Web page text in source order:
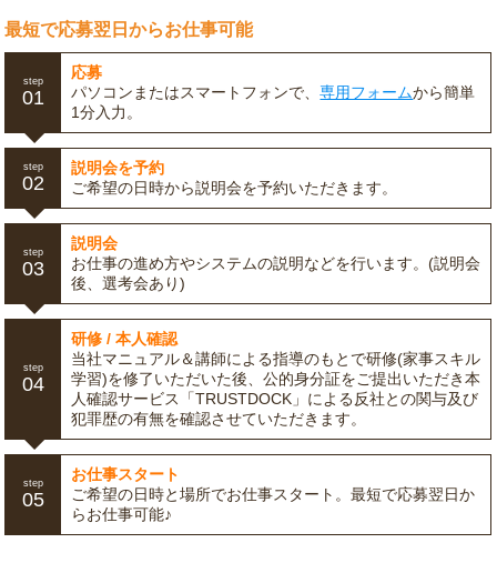
最短で応募翌日からお仕事可能
step
01
応募
パソコンまたはスマートフォンで、専用フォームから簡単
1分入力。
step
02
説明会を予約
ご希望の日時から説明会を予約いただきます。
step
03
説明会
お仕事の進め方やシステムの説明などを行います。(説明会
後、選考会あり)
step
04
研修 / 本人確認
当社マニュアル＆講師による指導のもとで研修(家事スキル
学習)を修了いただいた後、公的身分証をご提出いただき本
人確認サービス「TRUSTDOCK」による反社との関与及び
犯罪歴の有無を確認させていただきます。
step
05
お仕事スタート
ご希望の日時と場所でお仕事スタート。最短で応募翌日か
らお仕事可能♪